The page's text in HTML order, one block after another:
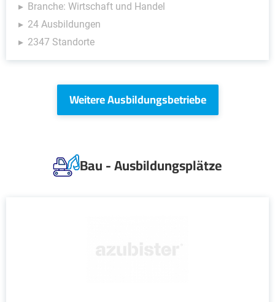
Branche: Wirtschaft und Handel
24 Ausbildungen
2347 Standorte
Weitere Ausbildungsbetriebe
Bau - Ausbildungsplätze